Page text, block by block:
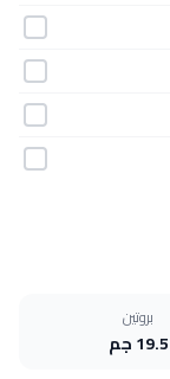
بروتين
19.5 جم